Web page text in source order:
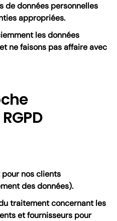
de données personnelles
appropriées.
les données
ne faisons pas affaire avec
nos clients
des données).
traitement concernant les
et fournisseurs pour